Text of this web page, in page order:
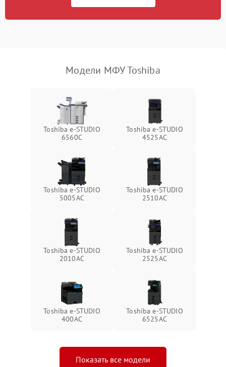
Модели МФУ Toshiba
Toshiba e-STUDIO
6560C
Toshiba e-STUDIO
4525AC
Toshiba e-STUDIO
5005AC
Toshiba e-STUDIO
2510AC
Toshiba e-STUDIO
2010AC
Toshiba e-STUDIO
2525AC
Toshiba e-STUDIO
400AC
Toshiba e-STUDIO
6525AC
Показать все модели